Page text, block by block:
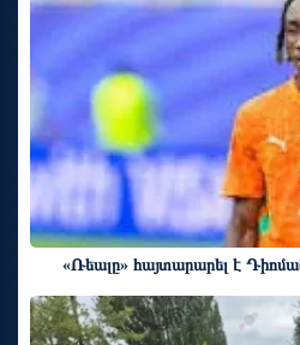
«Ռեալը» հայտարարել է